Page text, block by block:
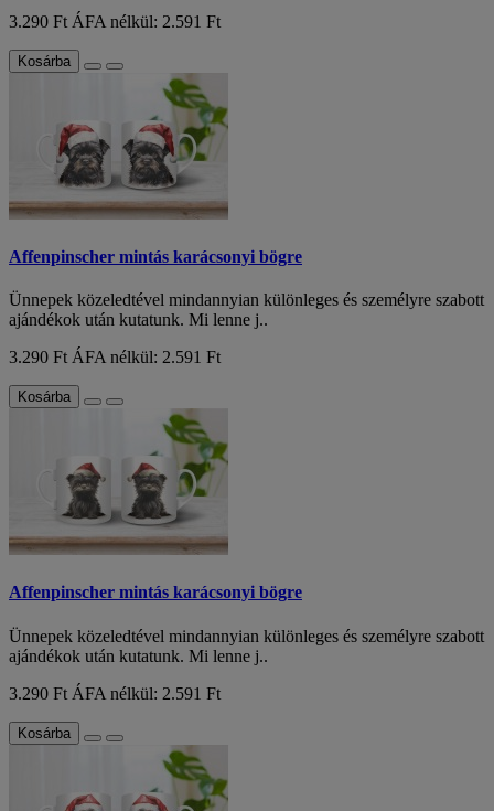
3.290 Ft ÁFA nélkül: 2.591 Ft
Kosárba
Affenpinscher mintás karácsonyi bögre
Ünnepek közeledtével mindannyian különleges és személyre szabott
ajándékok után kutatunk. Mi lenne j..
3.290 Ft ÁFA nélkül: 2.591 Ft
Kosárba
Affenpinscher mintás karácsonyi bögre
Ünnepek közeledtével mindannyian különleges és személyre szabott
ajándékok után kutatunk. Mi lenne j..
3.290 Ft ÁFA nélkül: 2.591 Ft
Kosárba